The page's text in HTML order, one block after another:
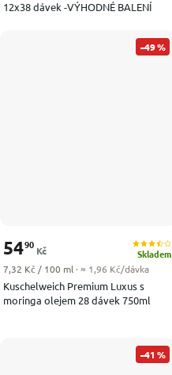
12x38 dávek -VÝHODNÉ BALENÍ
–49 %
Kuschelweich Premium Luxus s
moringa olejem 28 dávek 750ml
Skladem
5490
Kč
Měrná cena:
7,32 Kč / 100 ml · ≈ 1,96 Kč/dávka
–41 %